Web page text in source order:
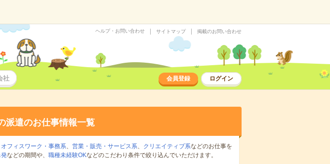
ヘルプ・お問い合わせ サイトマップ 掲載のお問い合わせ
社 会員登録 ログイン
派遣のお仕事情報一覧
オフィスワーク・事務系、 営業・販売・サービス系、 クリエイティブ系などのお仕事を
などの期間や、 職種未経験OKなどのこだわり条件で絞り込んでいただけます。